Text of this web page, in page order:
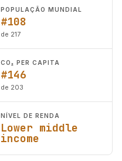
POPULAÇÃO MUNDIAL
#108
de 217
CO₂ PER CAPITA
#146
de 203
NÍVEL DE RENDA
Lower middle
income